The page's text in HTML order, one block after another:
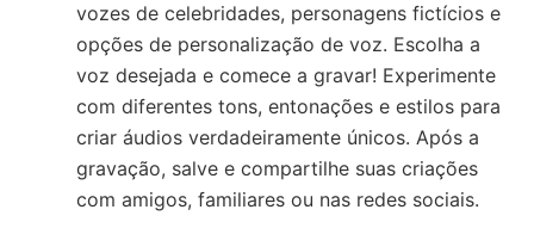
vozes de celebridades, personagens fictícios e
opções de personalização de voz. Escolha a
voz desejada e comece a gravar! Experimente
com diferentes tons, entonações e estilos para
criar áudios verdadeiramente únicos. Após a
gravação, salve e compartilhe suas criações
com amigos, familiares ou nas redes sociais.